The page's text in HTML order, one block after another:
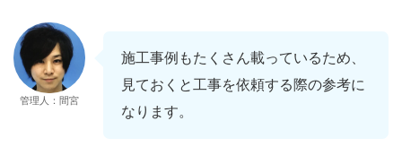
管理人：間宮
施工事例もたくさん載っているため、
見ておくと工事を依頼する際の参考に
なります。